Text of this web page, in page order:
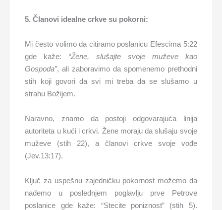
5. Članovi idealne crkve su pokorni:
Mi često volimo da citiramo poslanicu Efescima 5:22
gde kaže: “Žene, slušajte svoje muževe kao
Gospoda”, ali zaboravimo da spomenemo prethodni
stih koji govori da svi mi treba da se slušamo u
strahu Božijem.
Naravno, znamo da postoji odgovarajuća linija
autoriteta u kući i crkvi. Žene moraju da slušaju svoje
muževe (stih 22), a članovi crkve svoje vođe
(Jev.13:17).
Ključ za uspešnu zajedničku pokornost možemo da
nađemo u poslednjem poglavlju prve Petrove
poslanice gde kaže: “Stecite poniznost” (stih 5).